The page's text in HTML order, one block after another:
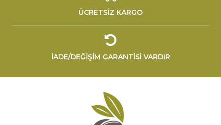
ÜCRETSİZ KARGO
İADE/DEĞİŞİM GARANTİSİ VARDIR